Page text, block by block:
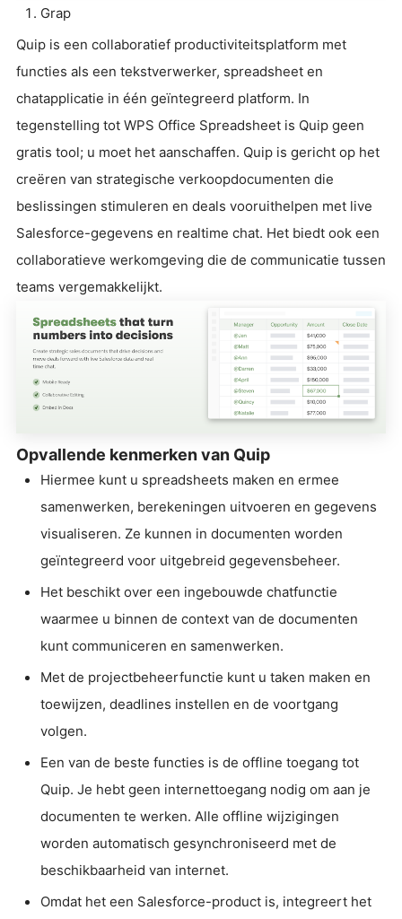
Grap
Quip is een collaboratief productiviteitsplatform met
functies als een tekstverwerker, spreadsheet en
chatapplicatie in één geïntegreerd platform. In
tegenstelling tot WPS Office Spreadsheet is Quip geen
gratis tool; u moet het aanschaffen. Quip is gericht op het
creëren van strategische verkoopdocumenten die
beslissingen stimuleren en deals vooruithelpen met live
Salesforce-gegevens en realtime chat. Het biedt ook een
collaboratieve werkomgeving die de communicatie tussen
teams vergemakkelijkt.
Opvallende kenmerken van Quip
Hiermee kunt u spreadsheets maken en ermee
samenwerken, berekeningen uitvoeren en gegevens
visualiseren. Ze kunnen in documenten worden
geïntegreerd voor uitgebreid gegevensbeheer.
Het beschikt over een ingebouwde chatfunctie
waarmee u binnen de context van de documenten
kunt communiceren en samenwerken.
Met de projectbeheerfunctie kunt u taken maken en
toewijzen, deadlines instellen en de voortgang
volgen.
Een van de beste functies is de offline toegang tot
Quip. Je hebt geen internettoegang nodig om aan je
documenten te werken. Alle offline wijzigingen
worden automatisch gesynchroniseerd met de
beschikbaarheid van internet.
Omdat het een Salesforce-product is, integreert het